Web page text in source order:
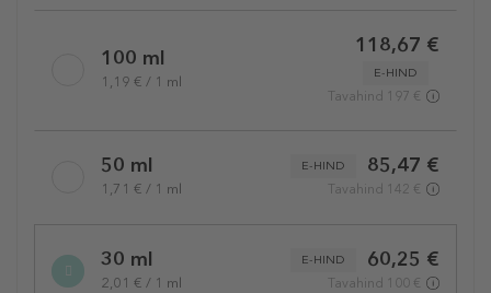
variation100 ml
1,19 € / 1 ml
118,67 €
E-HIND
Tavahind 197 €
50 ml
1,71 € / 1 ml
85,47 €
E-HIND
Tavahind 142 €
30 ml
2,01 € / 1 ml
60,25 €
E-HIND
Tavahind 100 €